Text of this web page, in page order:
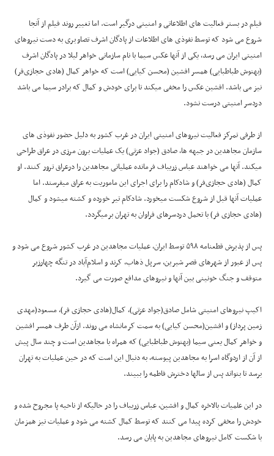
فیلم در بستر فعالیت های اطلاعاتی و امنیتی درگیر است. اما تغییر روند فیلم از آنجا
شروع می شود که توسط نفوذی های اطلاعات از پادگان اشرف تصاویری به دست نیروهای
امنیتی ایران می رسد، یکی از آنها عکس سیما با نام سازمانی خواهر لیلا در پادگان اشرف
(بهنوش طباطبایی) همسر افشین (محسن کیایی) است که خواهر کمال (هادی حجازی‌فر)
نیز می باشد. افشین عکس را مخفی میکند تا برای خودش و کمال که برادر سیما می باشد
دردسر امنیتی درست نشود.
از طرفی تمرکز فعالیت نیروهای امنیتی ایران در غرب کشور به دلیل حضور نفوذی های
سازمان مجاهدین در جبهه ها، صادق (جواد عزتی) یک عملیات برون مرزی در عراق طراحی
میکند. آنها می خواهند عباس زریباف فرمانده عملیاتی مجاهدین را درعراق ترور کنند. او
کمال (هادی حجازی‌فر) و شادکام را برای اجرای این ماموریت به عراق میفرستد. اما
عملیات آنها قبل از شروع شکست میخورد. شادکام تیر خورده و کشته میشود و کمال
(هادی حجازی فر) با تحمل دردسرهای فراوان به تهران برمیگردد.
پس از پذیرش قطعنامه ۵۹۸ توسط ایران، عملیات مجاهدین در غرب کشور شروع می شود و
پس از عبور از شهرهای قصر شیرین، سرپل ذهاب، کرند و اسلام‌آباد در تنگه چهارزبر
متوقف و جنگ خونینی بین آنها و نیروهای مدافع صورت می گیرد.
اکیپ نیروهای امنیتی شامل صادق(جواد عزتی)، کمال(هادی حجازی فر)، مسعود(مهدی
زمین پرداز) و افشین(محسن کیایی) به سمت کرمانشاه می روند. ازآن طرف همسر افشین
و خواهر کمال یعنی سیما (بهنوش طباطبایی) که همراه با مجاهدین است و چند سال پیش
از آن از اردوگاه اسرا به مجاهدین پیوسته، به دنبال این است که در حین عملیات به تهران
برسد تا بتواند پس از سالها دخترش فاطمه را ببیند.
در این علمیات بالاخره کمال و افشین، عباس زریباف را در حالیکه از ناحیه پا مجروح شده و
خودش را مخفی کرده پیدا می کنند که توسط کمال کشته می شود و عملیات نیز همزمان
با شکست کامل نیروهای مجاهدین به پایان می رسد.